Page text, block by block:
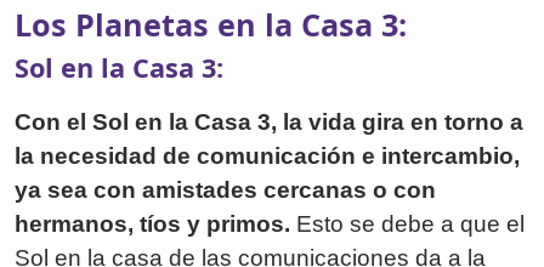
Los Planetas en la Casa 3:
Sol en la Casa 3:
Con el Sol en la Casa 3, la vida gira en torno a
la necesidad de comunicación e intercambio,
ya sea con amistades cercanas o con
hermanos, tíos y primos. Esto se debe a que el
Sol en la casa de las comunicaciones da a la